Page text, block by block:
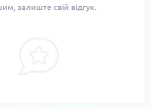
залиште свій відгук.